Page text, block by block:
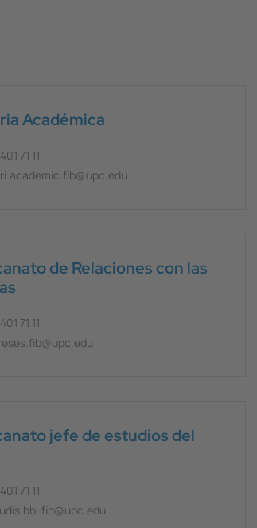
Académica
71 11
de Relaciones con las
71 11
jefe de estudios del
71 11